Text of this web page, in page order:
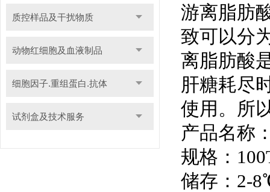
质控样品及干扰物质
动物红细胞及血液制品
细胞因子.重组蛋白.抗体
试剂盒及技术服务
游离脂肪
致可以分
离脂肪酸
肝糖耗尽
使用。所
产品名称
规格：
储存：2-